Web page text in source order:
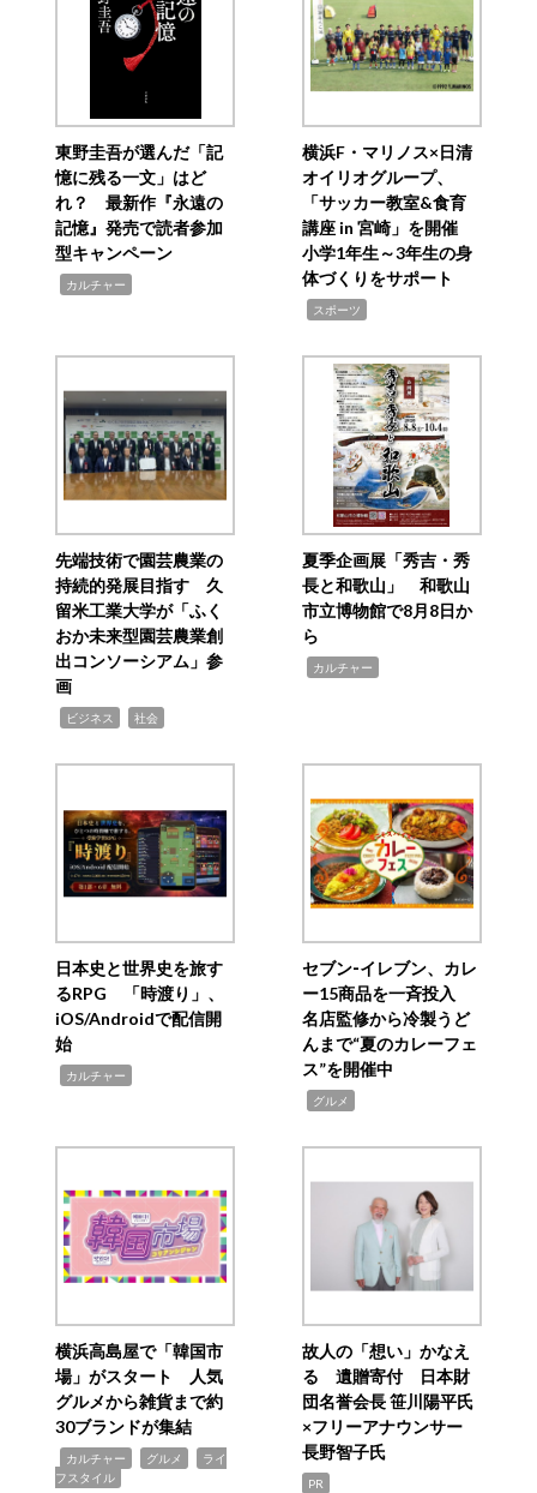
東野圭吾が選んだ「記
憶に残る一文」はど
れ？ 最新作『永遠の
記憶』発売で読者参加
型キャンペーン
カルチャー
横浜F・マリノス×日清
オイリオグループ、
「サッカー教室&食育
講座 in 宮崎」を開催
小学1年生～3年生の身
体づくりをサポート
スポーツ
先端技術で園芸農業の
持続的発展目指す 久
留米工業大学が「ふく
おか未来型園芸農業創
出コンソーシアム」参
画
ビジネス 社会
夏季企画展「秀吉・秀
長と和歌山」 和歌山
市立博物館で8月8日か
ら
カルチャー
日本史と世界史を旅す
るRPG 「時渡り」、
iOS/Androidで配信開
始
カルチャー
セブン‐イレブン、カレ
ー15商品を一斉投入
名店監修から冷製うど
んまで“夏のカレーフェ
ス”を開催中
グルメ
横浜高島屋で「韓国市
場」がスタート 人気
グルメから雑貨まで約
30ブランドが集結
カルチャー グルメ
ライ
フスタイル
故人の「想い」かなえ
る 遺贈寄付 日本財
団名誉会長 笹川陽平氏
×フリーアナウンサー
長野智子氏
PR